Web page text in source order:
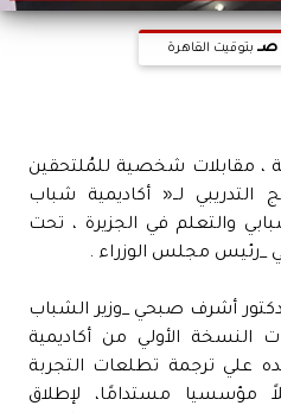
بتوقيت القاهرة
، مقابلات شخصية للمُلتحقين
التدريبي لــ« أكاديمية شباب
والتعلم في الجزيرة ، تحت
_رئيس مجلس الوزراء .
أشرف صبحي _وزير الشباب
النسخة الأولي من أكاديمية
٢٠٢١ ، وتأكيده علي ترجمة تطلعات التجربة
مؤسسيا مستدامًا، لإطلاق